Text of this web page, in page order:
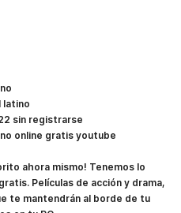
latino
sin registrarse
online gratis youtube
ahora mismo! Tenemos lo
Películas de acción y drama,
te mantendrán al borde de tu